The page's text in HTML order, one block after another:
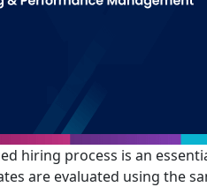
hiring process is an
are evaluated using the